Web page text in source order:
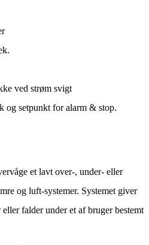
ved strøm svigt
og setpunkt for alarm & stop.
et lavt over-, under- eller
og luft-systemer. Systemet giver
falder under et af bruger bestemt